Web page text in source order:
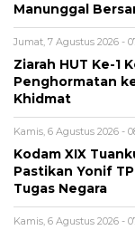
Manunggal
Jumat, 7 Agustus 2026 -
Ziarah HUT Ke-1
Penghormatan
Khidmat
Kamis, 6 Agustus 2026 -
Kodam XIX
Pastikan Yonif
Tugas Negara
Kamis, 6 Agustus 2026 -